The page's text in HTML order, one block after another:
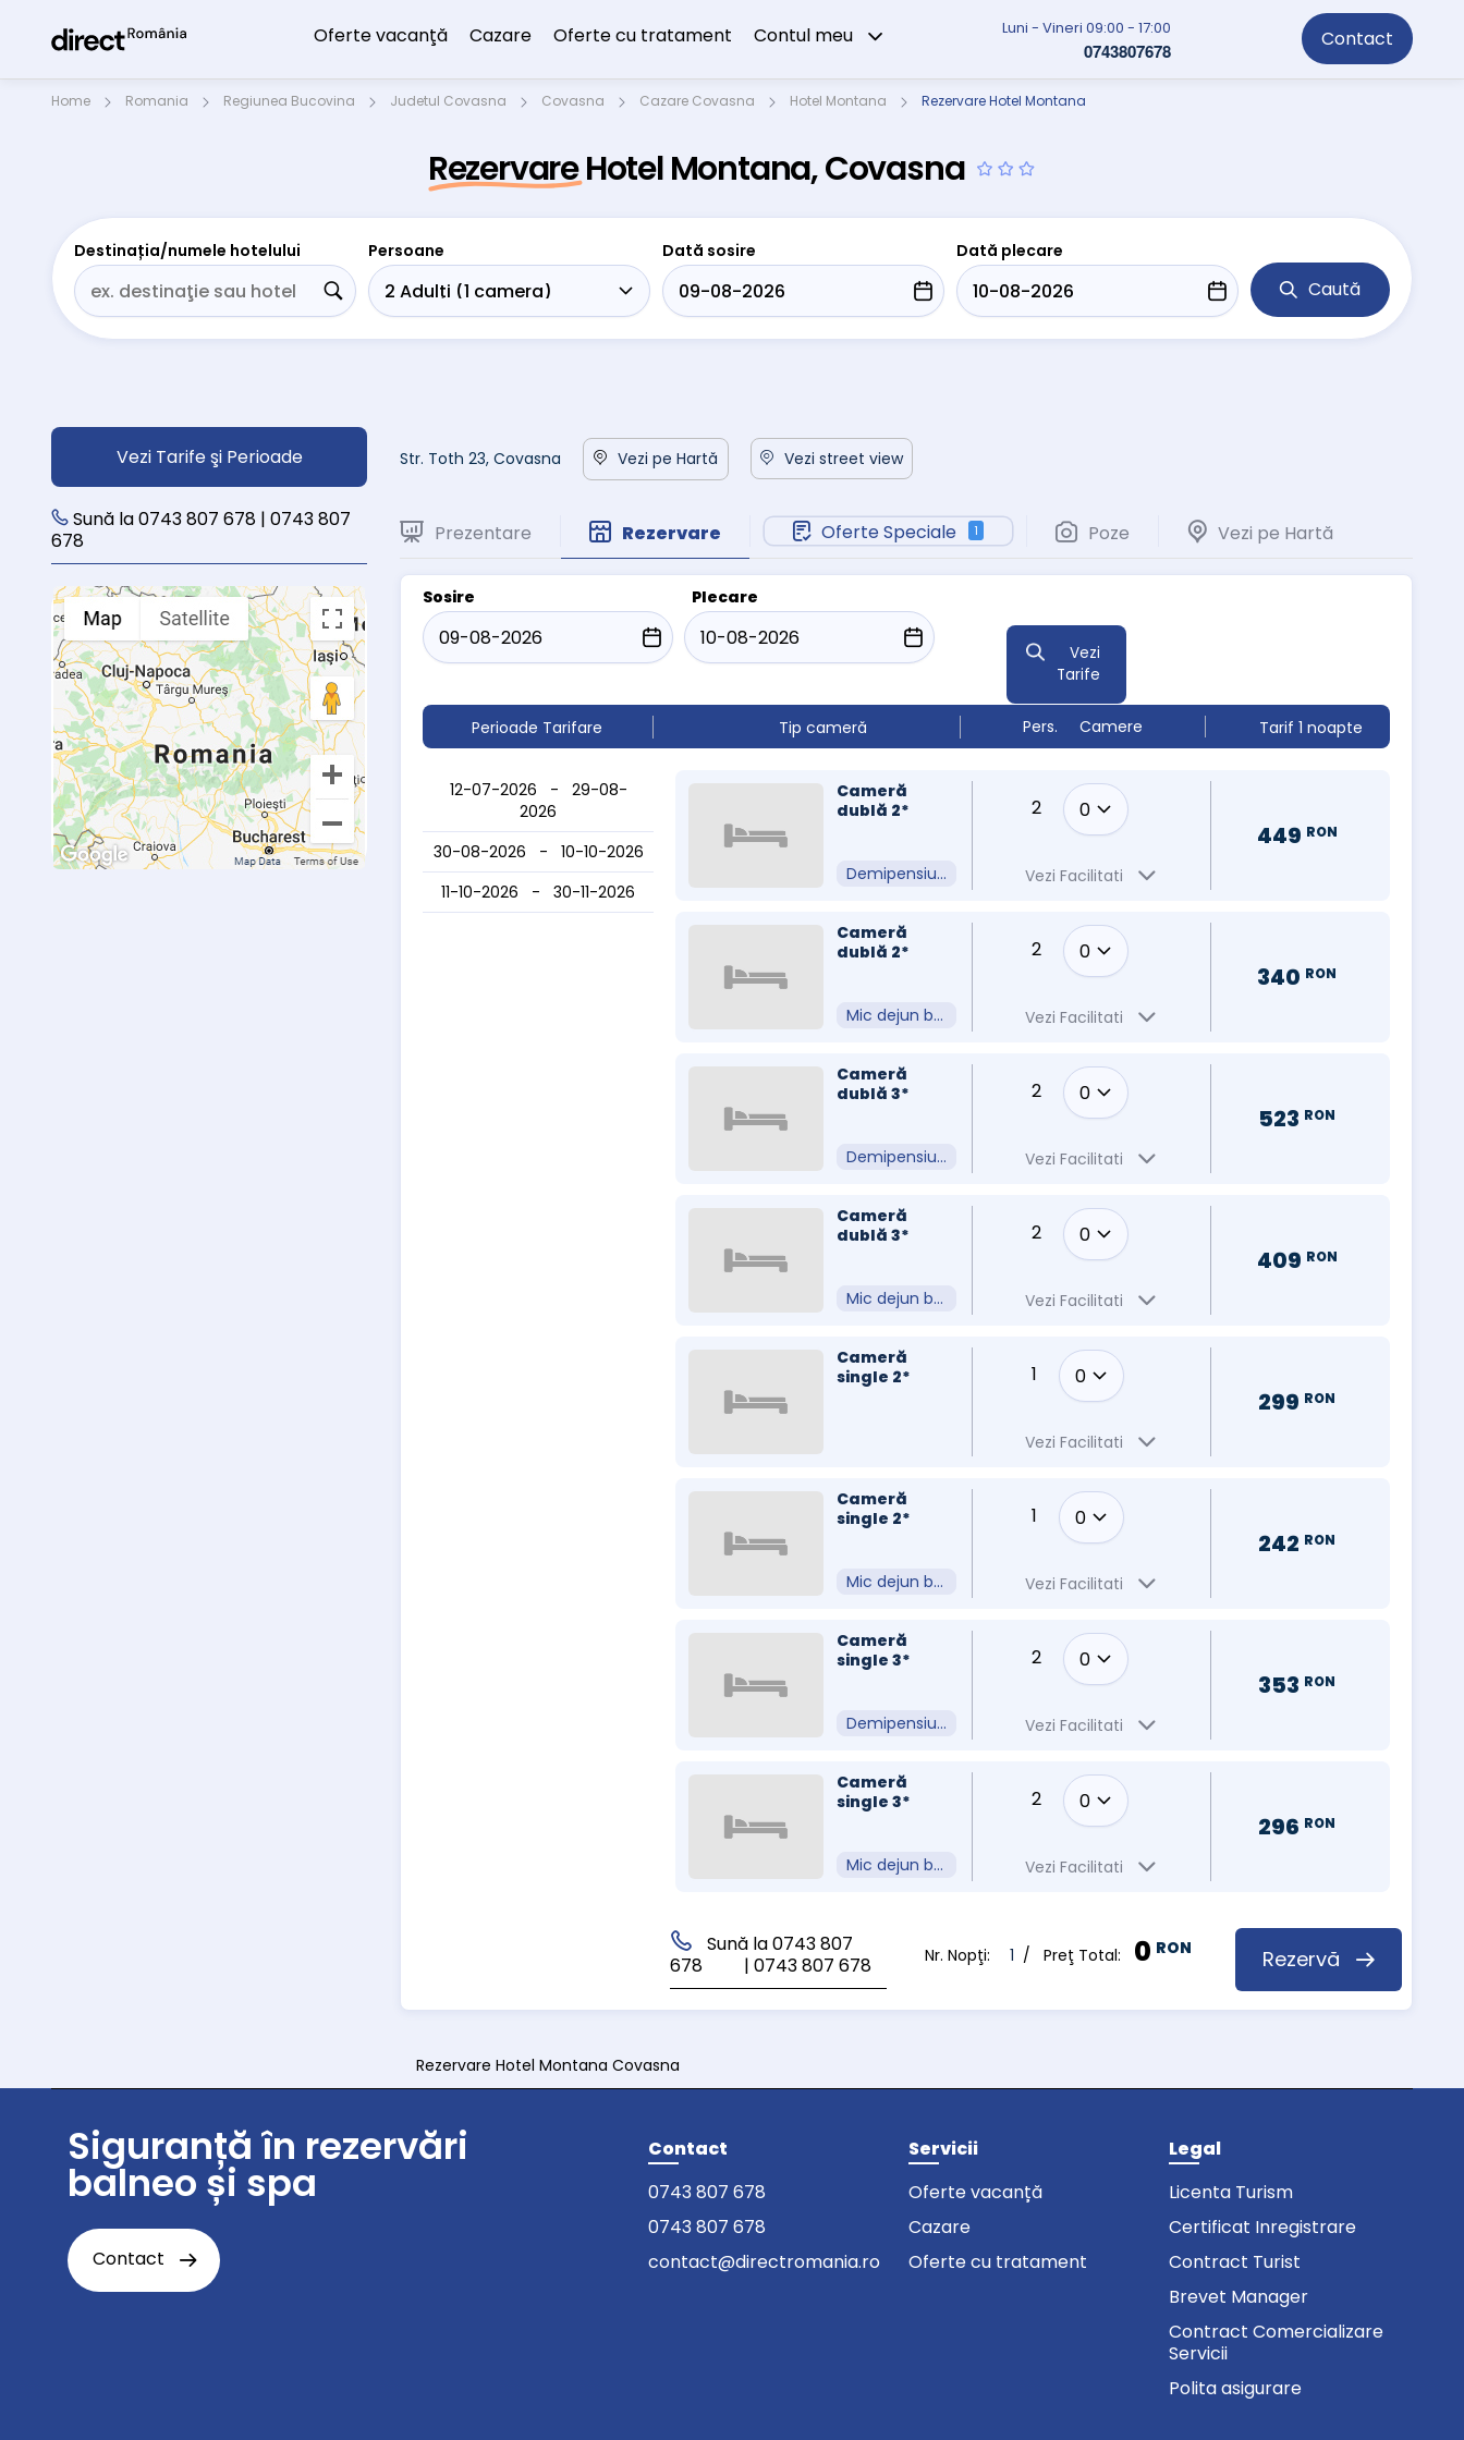
Oferte vacanţă Cazare Oferte cu tratament Contul meu Luni - Vineri 09:00 - 17:00
0743807678 Contact
Home Romania Regiunea Bucovina Judetul Covasna Covasna Cazare Covasna Hotel Montana Rezervare Hotel Montana
Rezervare Hotel Montana, Covasna
Destinația/numele hotelului Persoane Dată sosire Dată plecare
Caută
Vezi Tarife şi Perioade
Sună la 0743 807 678 | 0743 807
678
Str. Toth 23, Covasna Vezi pe Hartă Vezi street view
Prezentare Rezervare Oferte Speciale 1 Poze Vezi pe Hartă
Sosire Plecare
Vezi
Tarife
Perioade Tarifare
12-07-2026 - 29-08-
2026
30-08-2026 - 10-10-2026
11-10-2026 - 30-11-2026
Tip cameră Pers. Camere Tarif 1 noapte
Cameră
dublă 2*
Demipensiune
2
Vezi Facilitati
449 RON
Cameră
dublă 2*
Mic dejun bufet suedez
2
Vezi Facilitati
340 RON
Cameră
dublă 3*
Demipensiune
2
Vezi Facilitati
523 RON
Cameră
dublă 3*
Mic dejun bufet suedez
2
Vezi Facilitati
409 RON
Cameră
single 2*
1
Vezi Facilitati
299 RON
Cameră
single 2*
Mic dejun bufet suedez
1
Vezi Facilitati
242 RON
Cameră
single 3*
Demipensiune
2
Vezi Facilitati
353 RON
Cameră
single 3*
Mic dejun bufet suedez
2
Vezi Facilitati
296 RON
Sună la 0743 807
678
| 0743 807 678 Nr. Nopţi: 1 / Preţ Total: 0 RON Rezervă
Rezervare Hotel Montana Covasna
Siguranță în rezervări
balneo și spa
Contact
Contact
0743 807 678
0743 807 678
contact@directromania.ro
Servicii
Oferte vacanță
Cazare
Oferte cu tratament
Legal
Licenta Turism
Certificat Inregistrare
Contract Turist
Brevet Manager
Contract Comercializare
Servicii
Polita asigurare